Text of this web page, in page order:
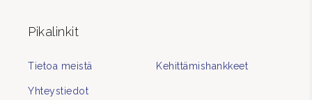
Pikalinkit
Tietoa meistä Kehittämishankkeet
Yhteystiedot